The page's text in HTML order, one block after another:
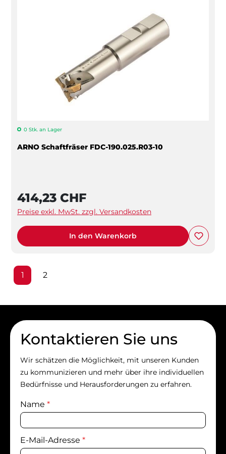
0 Stk. an Lager
ARNO Schaftfräser FDC-190.025.R03-10
414,23 CHF
Preise exkl. MwSt. zzgl. Versandkosten
In den Warenkorb
Seite
1 Seite
2
Kontaktieren Sie uns
Wir schätzen die Möglichkeit, mit unseren Kunden
zu kommunizieren und mehr über ihre individuellen
Bedürfnisse und Herausforderungen zu erfahren.
Name *
E-Mail-Adresse *